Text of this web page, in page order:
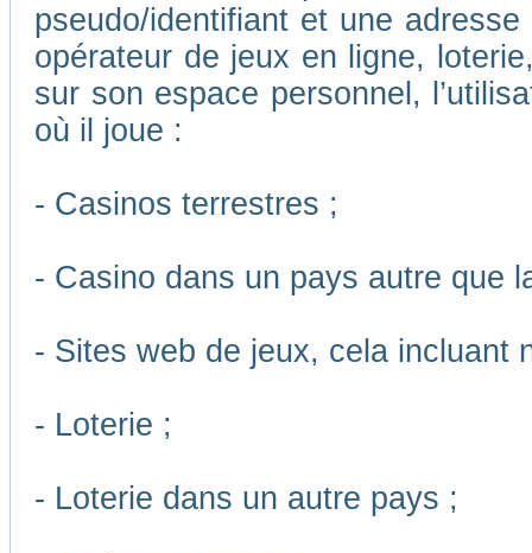
pseudo/identifiant et une
opérateur de jeux en ligne,
sur son espace personnel,
où il joue :
- Casinos terrestres ;
- Casino dans un pays autre que
- Sites web de jeux, cela incluant
- Loterie ;
- Loterie dans un autre pays ;